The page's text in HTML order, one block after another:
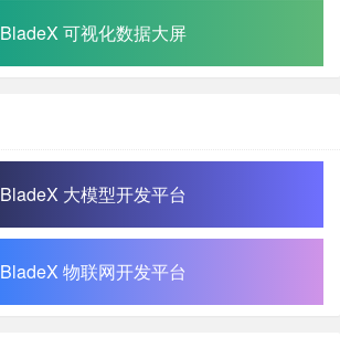
BladeX 可视化数据大屏
BladeX 大模型开发平台
BladeX 物联网开发平台